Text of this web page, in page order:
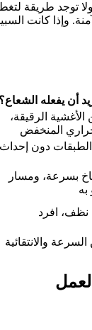
توجد طريقة
وإذا كانت
أن يفعله الشعاع؟
الرقيقة،
المنخفض
الطبقات دون إحداث
بسرعة، ومسار
به
نظف، افرد
السرعة والانتقائية